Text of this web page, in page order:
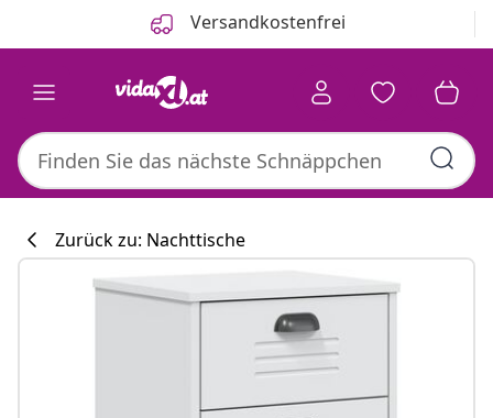
Versandkostenfrei
Zurück zu: Nachttische